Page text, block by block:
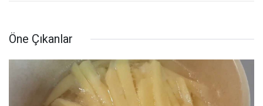
Öne Çıkanlar